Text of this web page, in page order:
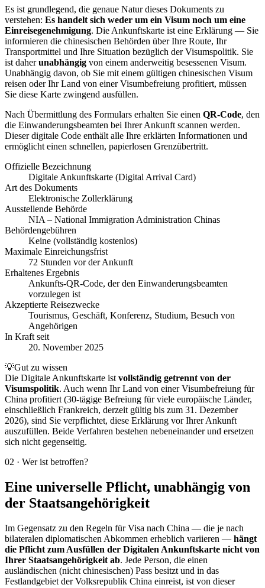
Es ist grundlegend, die genaue Natur dieses Dokuments zu
verstehen: Es handelt sich weder um ein Visum noch um eine
Einreisegenehmigung. Die Ankunftskarte ist eine Erklärung — Sie
informieren die chinesischen Behörden über Ihre Route, Ihr
Transportmittel und Ihre Situation bezüglich der Visumspolitik. Sie
ist daherunabhängig von einem anderweitig besessenen Visum.
Unabhängig davon, ob Sie mit einem gültigen chinesischen Visum
reisen oder Ihr Land von einer Visumbefreiung profitiert, müssen
Sie diese Karte zwingend ausfüllen.
Nach Übermittlung des Formulars erhalten Sie einen QR-Code, den
die Einwanderungsbeamten bei Ihrer Ankunft scannen werden.
Dieser digitale Code enthält alle Ihre erklärten Informationen und
ermöglicht einen schnellen, papierlosen Grenzübertritt.
Offizielle Bezeichnung
Digitale Ankunftskarte (Digital Arrival Card)
Art des Dokuments
Elektronische Zollerklärung
Ausstellende Behörde
NIA – National Immigration Administration Chinas
Behördengebühren
Keine (vollständig kostenlos)
Maximale Einreichungsfrist
72 Stunden vor der Ankunft
Erhaltenes Ergebnis
Ankunfts-QR-Code, der den Einwanderungsbeamten
vorzulegen ist
Akzeptierte Reisezwecke
Tourismus, Geschäft, Konferenz, Studium, Besuch von
Angehörigen
In Kraft seit
20. November 2025
💡Gut zu wissen
Die Digitale Ankunftskarte ist vollständig getrennt von der
Visumspolitik. Auch wenn Ihr Land von einer Visumbefreiung für
China profitiert (30-tägige Befreiung für viele europäische Länder,
einschließlich Frankreich, derzeit gültig bis zum 31. Dezember
2026), sind Sie verpflichtet, diese Erklärung vor Ihrer Ankunft
auszufüllen. Beide Verfahren bestehen nebeneinander und ersetzen
sich nicht gegenseitig.
02 · Wer ist betroffen?
Eine universelle Pflicht, unabhängig von
der Staatsangehörigkeit
Im Gegensatz zu den Regeln für Visa nach China — die je nach
bilateralen diplomatischen Abkommen erheblich variieren — hängt
die Pflicht zum Ausfüllen der Digitalen Ankunftskarte nicht von
Ihrer Staatsangehörigkeit ab. Jede Person, die einen
ausländischen (nicht chinesischen) Pass besitzt und in das
Festlandgebiet der Volksrepublik China einreist, ist von dieser